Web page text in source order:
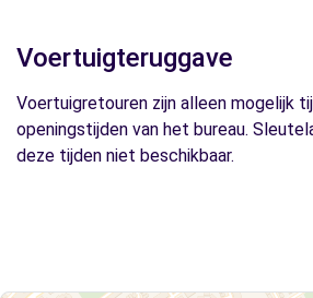
Voertuigteruggave
Voertuigretouren zijn alleen mogelijk
openingstijden van het bureau.
deze tijden niet beschikbaar.